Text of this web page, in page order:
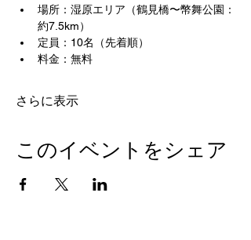
場所：湿原エリア（鶴見橋〜幣舞公園：
約7.5km）
定員：10名（先着順）
料金：無料
さらに表示
このイベントをシェア